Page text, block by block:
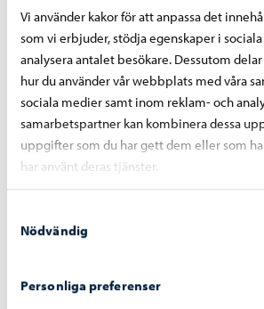
Vi använder kakor för att anpassa det
som vi erbjuder, stödja egenskaper i
analysera antalet besökare. Dessutom
hur du använder vår webbplats med våra
sociala medier samt inom reklam- och
samarbetspartner kan kombinera dessa
uppgifter som du har gett dem eller som
har använt deras tjänster.
Nödvändig
Personliga preferenser
stöder hela familjens välmående och
infört flera avgiftsklasser än de som
klientavgifter inom
familjerna ska ha flera valmöjligheter.
möjliggör att alla kan välja en tillräcklig
familjen undantagsvis behöver mera
månad, alltså så att timmarna i avtalet
Ansök om framtida ändring av
kan fattas i förskott. Den nya